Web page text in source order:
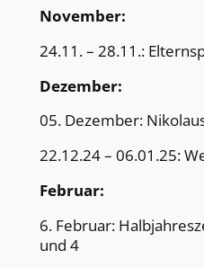
November:
24.11. – 28.11.:
Dezember:
05. Dezember:
22.12.24 – 06.01.25:
Februar:
6. Februar:
und 4